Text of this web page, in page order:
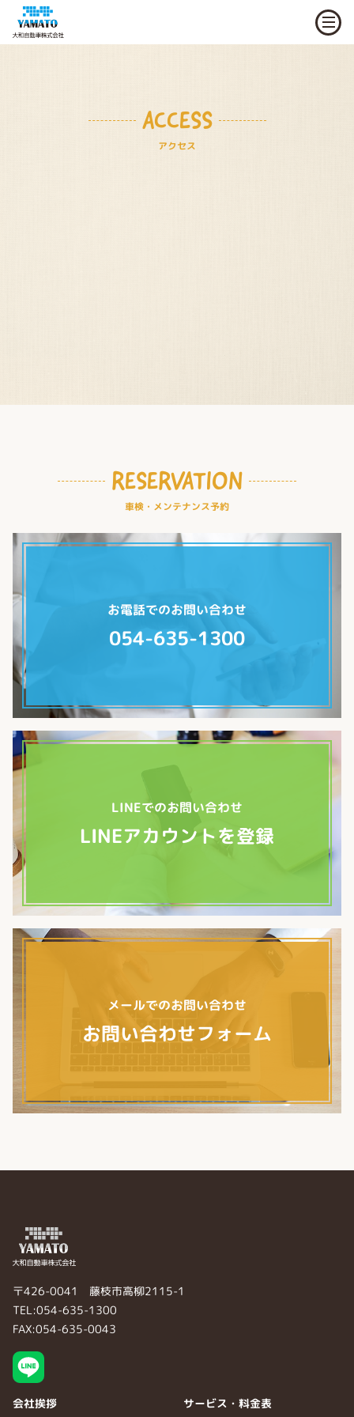
ACCESS
アクセス
RESERVATION
車検・メンテナンス予約
お電話でのお問い合わせ
054-635-1300
LINEでのお問い合わせ
LINEアカウントを登録
メールでのお問い合わせ
お問い合わせフォーム
〒426-0041 藤枝市高柳2115-1
TEL:054-635-1300
FAX:054-635-0043
会社挨拶 サービス・料金表